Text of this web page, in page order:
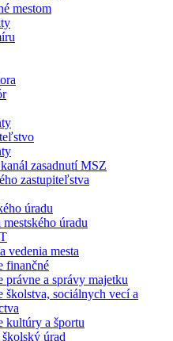
mestom
zasadnutí MSZ
zastupiteľstva
úradu
mestského úradu
vedenia mesta
finančné
právne a správy majetku
školstva, sociálnych vecí a
kultúry a športu
úrad